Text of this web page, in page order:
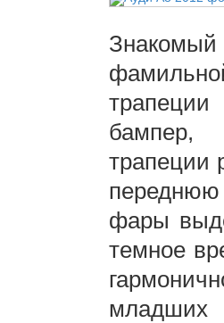
бампер,
трапеции
фары
темное